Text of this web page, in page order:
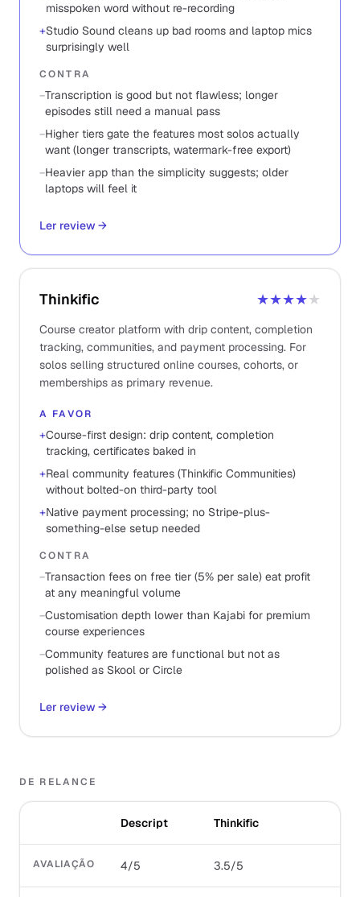
misspoken word without re-recording
+Studio Sound cleans up bad rooms and laptop mics
surprisingly well
CONTRA
−Transcription is good but not flawless; longer
episodes still need a manual pass
−Higher tiers gate the features most solos actually
want (longer transcripts, watermark-free export)
−Heavier app than the simplicity suggests; older
laptops will feel it
Ler review →
Thinkific ★★★★★
Course creator platform with drip content, completion
tracking, communities, and payment processing. For
solos selling structured online courses, cohorts, or
memberships as primary revenue.
A FAVOR
+Course-first design: drip content, completion
tracking, certificates baked in
+Real community features (Thinkific Communities)
without bolted-on third-party tool
+Native payment processing; no Stripe-plus-
something-else setup needed
CONTRA
−Transaction fees on free tier (5% per sale) eat profit
at any meaningful volume
−Customisation depth lower than Kajabi for premium
course experiences
−Community features are functional but not as
polished as Skool or Circle
Ler review →
DE RELANCE
Descript Thinkific
AVALIAÇÃO 4/5 3.5/5